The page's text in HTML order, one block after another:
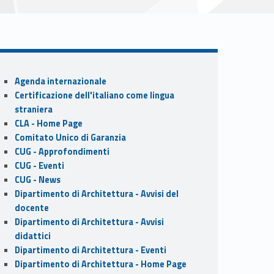
Sidebar
Agenda internazionale
Certificazione dell'italiano come lingua
straniera
CLA - Home Page
Comitato Unico di Garanzia
CUG - Approfondimenti
CUG - Eventi
CUG - News
Dipartimento di Architettura - Avvisi del
docente
Dipartimento di Architettura - Avvisi
didattici
Dipartimento di Architettura - Eventi
Dipartimento di Architettura - Home Page